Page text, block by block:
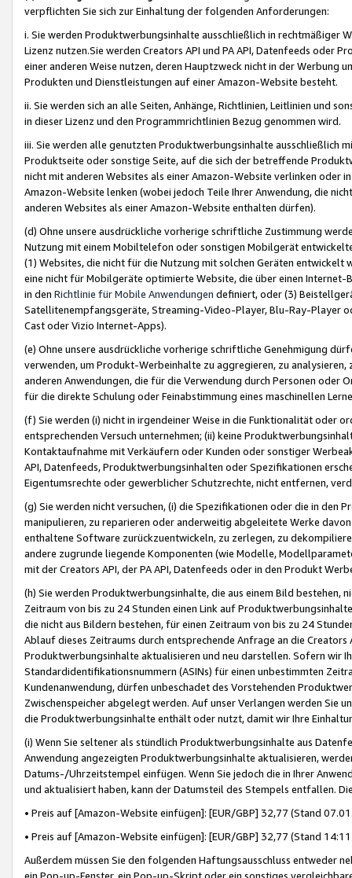
verpflichten Sie sich zur Einhaltung der folgenden Anforderungen:
i. Sie werden Produktwerbungsinhalte ausschließlich in rechtmäßiger
Lizenz nutzen.Sie werden Creators API und PA API, Datenfeeds oder
einer anderen Weise nutzen, deren Hauptzweck nicht in der Werbung
Produkten und Dienstleistungen auf einer Amazon-Website besteht.
ii. Sie werden sich an alle Seiten, Anhänge, Richtlinien, Leitlinien und
in dieser Lizenz und den Programmrichtlinien Bezug genommen wird.
iii. Sie werden alle genutzten Produktwerbungsinhalte ausschließlich
Produktseite oder sonstige Seite, auf die sich der betreffende
nicht mit anderen Websites als einer Amazon-Website verlinken oder
Amazon-Website lenken (wobei jedoch Teile Ihrer Anwendung, die
anderen Websites als einer Amazon-Website enthalten dürfen).
(d) Ohne unsere ausdrückliche vorherige schriftliche Zustimmung
Nutzung mit einem Mobiltelefon oder sonstigen Mobilgerät
(1) Websites, die nicht für die Nutzung mit solchen Geräten
eine nicht für Mobilgeräte optimierte Website, die über einen
in den Richtlinie für Mobile Anwendungen definiert, oder (3)
Satellitenempfangsgeräte, Streaming-Video-Player, Blu-Ray-Player
Cast oder Vizio Internet-Apps).
(e) Ohne unsere ausdrückliche vorherige schriftliche Genehmigung
verwenden, um Produkt-Werbeinhalte zu aggregieren, zu
anderen Anwendungen, die für die Verwendung durch Personen
für die direkte Schulung oder Feinabstimmung eines maschinellen
(f) Sie werden (i) nicht in irgendeiner Weise in die Funktionalität oder
entsprechenden Versuch unternehmen; (ii) keine
Kontaktaufnahme mit Verkäufern oder Kunden oder sonstiger
API, Datenfeeds, Produktwerbungsinhalten oder Spezifikationen
Eigentumsrechte oder gewerblicher Schutzrechte, nicht entfernen,
(g) Sie werden nicht versuchen, (i) die Spezifikationen oder die in
manipulieren, zu reparieren oder anderweitig abgeleitete Werke
enthaltene Software zurückzuentwickeln, zu zerlegen, zu
andere zugrunde liegende Komponenten (wie Modelle,
mit der Creators API, der PA API, Datenfeeds oder in den Produkt
(h) Sie werden Produktwerbungsinhalte, die aus einem Bild bestehen,
Zeitraum von bis zu 24 Stunden einen Link auf
die nicht aus Bildern bestehen, für einen Zeitraum von bis zu 24
Ablauf dieses Zeitraums durch entsprechende Anfrage an die
Produktwerbungsinhalte aktualisieren und neu darstellen. Sofern wir
Standardidentifikationsnummern (ASINs) für einen unbestimmten
Kundenanwendung, dürfen unbeschadet des Vorstehenden
Zwischenspeicher abgelegt werden. Auf unser Verlangen werden Sie
die Produktwerbungsinhalte enthält oder nutzt, damit wir Ihre
(i) Wenn Sie seltener als stündlich Produktwerbungsinhalte aus
Anwendung angezeigten Produktwerbungsinhalte aktualisieren,
Datums-/Uhrzeitstempel einfügen. Wenn Sie jedoch die in Ihrer
und aktualisiert haben, kann der Datumsteil des Stempels entfallen.
• Preis auf [Amazon-Website einfügen]: [EUR/GBP] 32,77 (Stand
• Preis auf [Amazon-Website einfügen]: [EUR/GBP] 32,77 (Stand
Außerdem müssen Sie den folgenden Haftungsausschluss entweder
ein Pop-up-Fenster, ein Pop-up-Skript oder ein sonstiges